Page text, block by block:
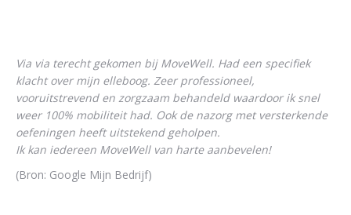
Via via terecht gekomen bij MoveWell. Had een specifiek
klacht over mijn elleboog. Zeer professioneel,
vooruitstrevend en zorgzaam behandeld waardoor ik snel
weer 100% mobiliteit had. Ook de nazorg met versterkende
oefeningen heeft uitstekend geholpen.
Ik kan iedereen MoveWell van harte aanbevelen!
(Bron: Google Mijn Bedrijf)